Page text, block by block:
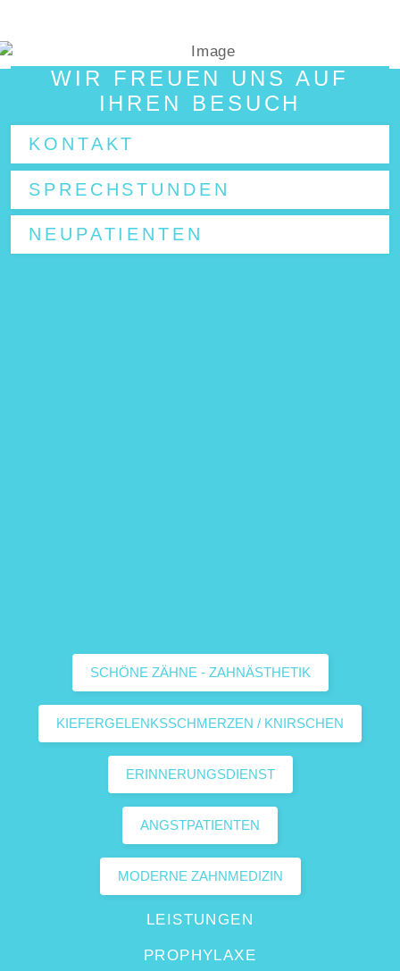
WIR FREUEN UNS AUF
IHREN BESUCH
KONTAKT
SPRECHSTUNDEN
NEUPATIENTEN
LEISTUNGEN
PROPHYLAXE
SCHÖNE ZÄHNE - ZAHNÄSTHETIK
KIEFERGELENKSSCHMERZEN / KNIRSCHEN
ERINNERUNGSDIENST
ANGSTPATIENTEN
MODERNE ZAHNMEDIZIN